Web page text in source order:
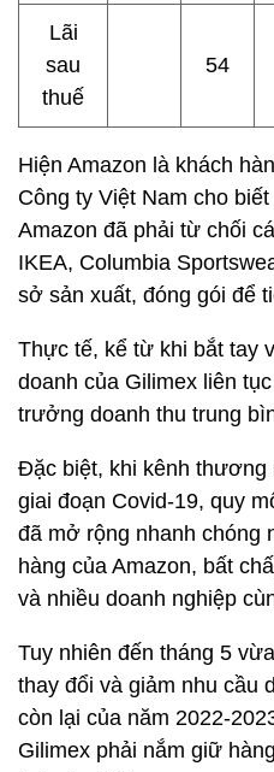
Lãi
sau
thuế
54
Hiện Amazon là khách
Công ty Việt Nam cho
Amazon đã phải từ chối
IKEA, Columbia
sở sản xuất, đóng gói để
Thực tế, kể từ khi bắt tay
doanh của Gilimex liên
trưởng doanh thu trung
Đặc biệt, khi kênh thương
giai đoạn Covid-19, quy
đã mở rộng nhanh chóng
hàng của Amazon, bất
và nhiều doanh nghiệp
Tuy nhiên đến tháng 5
thay đổi và giảm nhu cầu
còn lại của năm 2022-
Gilimex phải nắm giữ